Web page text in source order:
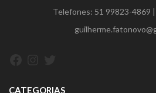
Telefones: 51 99823-4869 |
CATEGORIAS